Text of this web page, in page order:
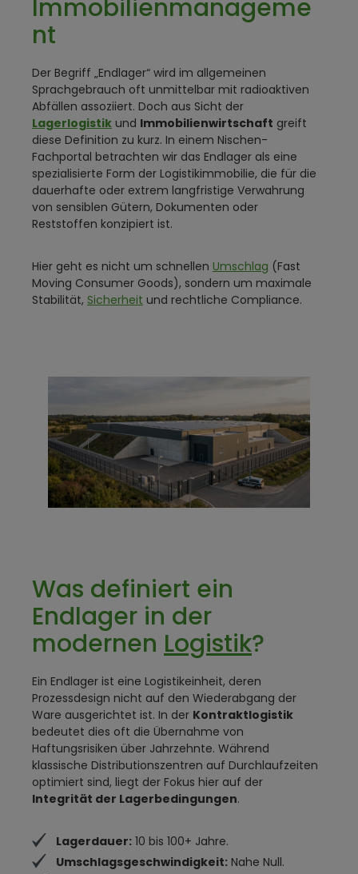
Immobilienmanageme
nt
Der Begriff „Endlager“ wird im allgemeinen
Sprachgebrauch oft unmittelbar mit radioaktiven
Abfällen assoziiert. Doch aus Sicht der
Lagerlogistik und Immobilienwirtschaft greift
diese Definition zu kurz. In einem Nischen-
Fachportal betrachten wir das Endlager als eine
spezialisierte Form der Logistikimmobilie, die für die
dauerhafte oder extrem langfristige Verwahrung
von sensiblen Gütern, Dokumenten oder
Reststoffen konzipiert ist.
Hier geht es nicht um schnellen Umschlag (Fast
Moving Consumer Goods), sondern um maximale
Stabilität, Sicherheit und rechtliche Compliance.
Was definiert ein
Endlager in der
modernen Logistik?
Ein Endlager ist eine Logistikeinheit, deren
Prozessdesign nicht auf den Wiederabgang der
Ware ausgerichtet ist. In der Kontraktlogistik
bedeutet dies oft die Übernahme von
Haftungsrisiken über Jahrzehnte. Während
klassische Distributionszentren auf Durchlaufzeiten
optimiert sind, liegt der Fokus hier auf der
Integrität der Lagerbedingungen.
Lagerdauer: 10 bis 100+ Jahre.
Umschlagsgeschwindigkeit: Nahe Null.